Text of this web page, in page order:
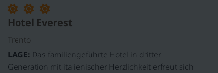
Hotel Everest
Trento
LAGE:
Generation mit italienischer Herzlichkeit erfreut sich